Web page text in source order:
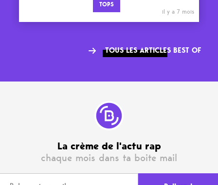
TOPS
il y a 7 mois
TOUS LES ARTICLES BEST OF
La crème de l'actu rap
chaque mois dans ta boite mail